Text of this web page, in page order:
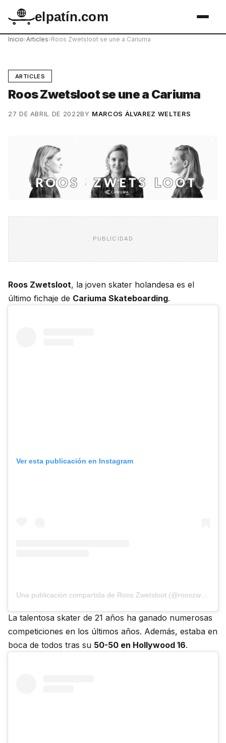
elpatín.com
Inicio›Articles›Roos Zwetsloot se une a Cariuma
ARTICLES
Roos Zwetsloot se une a Cariuma
27 DE ABRIL DE 2022BY MARCOS ÁLVAREZ WELTERS
PUBLICIDAD
Roos Zwetsloot, la joven skater holandesa es el
último fichaje de Cariuma Skateboarding.
Ver esta publicación en Instagram
Una publicación compartida de Roos Zwetsloot (@rooszwettie)
La talentosa skater de 21 años ha ganado numerosas
competiciones en los últimos años. Además, estaba en
boca de todos tras su 50-50 en Hollywood 16.